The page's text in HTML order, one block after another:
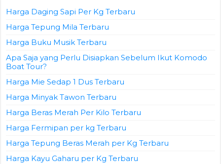
Harga Daging Sapi Per Kg Terbaru
Harga Tepung Mila Terbaru
Harga Buku Musik Terbaru
Apa Saja yang Perlu Disiapkan Sebelum Ikut Komodo
Boat Tour?
Harga Mie Sedap 1 Dus Terbaru
Harga Minyak Tawon Terbaru
Harga Beras Merah Per Kilo Terbaru
Harga Fermipan per kg Terbaru
Harga Tepung Beras Merah per Kg Terbaru
Harga Kayu Gaharu per Kg Terbaru